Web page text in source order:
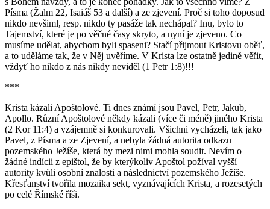
Písma (Žalm 22, Isaiáš 53 a další) a ze zjevení. Proč si toho doposud
nikdo nevšiml, resp. nikdo ty pasáže tak nechápal? Inu, bylo to
Tajemství, které je po věčné časy skryto, a nyní je zjeveno. Co
musíme udělat, abychom byli spaseni? Stačí přijmout Kristovu oběť,
a to uděláme tak, že v Něj uvěříme. V Krista lze ostatně jedině věřit,
vždyť ho nikdo z nás nikdy neviděl (1 Petr 1:8)!!!
***
Krista kázali Apoštolové. Ti dnes známí jsou Pavel, Petr, Jakub,
Apollo. Různí Apoštolové někdy kázali (více či méně) jiného Krista
(2 Kor 11:4) a vzájemně si konkurovali. Všichni vycházeli, tak jako
Pavel, z Písma a ze Zjevení, a nebyla žádná autorita odkazu
pozemského Ježíše, která by mezi nimi mohla soudit. Nevím o
žádné indícii z epištol, že by kterýkoliv Apoštol požíval vyšší
autority kvůli osobní znalosti a následnictví pozemského Ježíše.
Křesťanství tvořila mozaika sekt, vyznávajících Krista, a rozesetých
po celé Římské říši.